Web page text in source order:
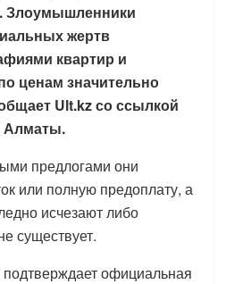
Злоумышленники
жертв
квартир и
ценам значительно
Ult.kz со ссылкой
Алматы.
предлогами они
или полную предоплату, а
исчезают либо
существует.
официальная